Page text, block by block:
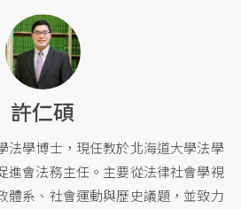
許仁碩
法學博士，現任教於北海道大學法學
進會法務主任。主要從法律社會學視
體系、社會運動與歷史議題，並致力